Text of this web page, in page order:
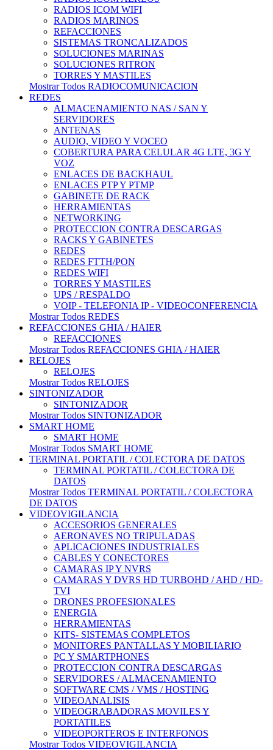
RADIOS ICOM WIFI
RADIOS MARINOS
REFACCIONES
SISTEMAS TRONCALIZADOS
SOLUCIONES MARINAS
SOLUCIONES RITRON
TORRES Y MASTILES
Mostrar Todos RADIOCOMUNICACION
REDES
ALMACENAMIENTO NAS / SAN Y
SERVIDORES
ANTENAS
AUDIO, VIDEO Y VOCEO
COBERTURA PARA CELULAR 4G LTE, 3G Y
VOZ
ENLACES DE BACKHAUL
ENLACES PTP Y PTMP
GABINETE DE RACK
HERRAMIENTAS
NETWORKING
PROTECCION CONTRA DESCARGAS
RACKS Y GABINETES
REDES
REDES FTTH/PON
REDES WIFI
TORRES Y MASTILES
UPS / RESPALDO
VOIP - TELEFONIA IP - VIDEOCONFERENCIA
Mostrar Todos REDES
REFACCIONES GHIA / HAIER
REFACCIONES
Mostrar Todos REFACCIONES GHIA / HAIER
RELOJES
RELOJES
Mostrar Todos RELOJES
SINTONIZADOR
SINTONIZADOR
Mostrar Todos SINTONIZADOR
SMART HOME
SMART HOME
Mostrar Todos SMART HOME
TERMINAL PORTATIL / COLECTORA DE DATOS
TERMINAL PORTATIL / COLECTORA DE
DATOS
Mostrar Todos TERMINAL PORTATIL / COLECTORA
DE DATOS
VIDEOVIGILANCIA
ACCESORIOS GENERALES
AERONAVES NO TRIPULADAS
APLICACIONES INDUSTRIALES
CABLES Y CONECTORES
CAMARAS IP Y NVRS
CAMARAS Y DVRS HD TURBOHD / AHD / HD-
TVI
DRONES PROFESIONALES
ENERGIA
HERRAMIENTAS
KITS- SISTEMAS COMPLETOS
MONITORES PANTALLAS Y MOBILIARIO
PC Y SMARTPHONES
PROTECCION CONTRA DESCARGAS
SERVIDORES / ALMACENAMIENTO
SOFTWARE CMS / VMS / HOSTING
VIDEOANALISIS
VIDEOGRABADORAS MOVILES Y
PORTATILES
VIDEOPORTEROS E INTERFONOS
Mostrar Todos VIDEOVIGILANCIA